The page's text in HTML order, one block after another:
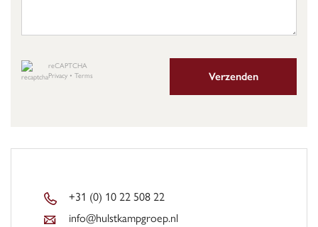
reCAPTCHA
Privacy • Terms Verzenden
+31 (0) 10 22 508 22
info@hulstkampgroep.nl